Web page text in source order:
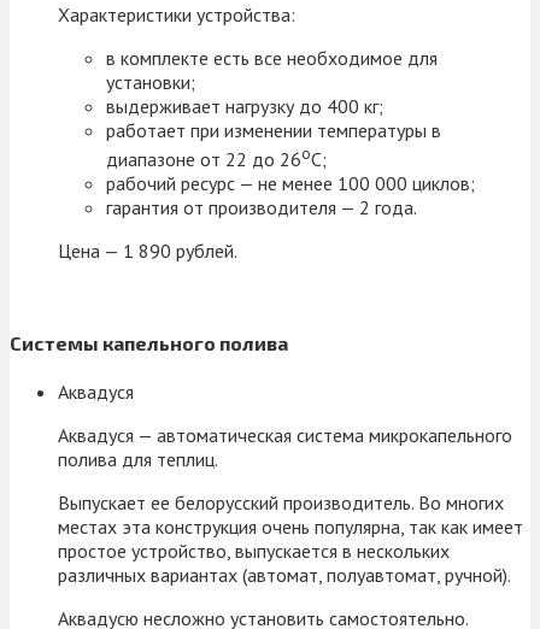
Характеристики устройства:
в комплекте есть все необходимое для
установки;
выдерживает нагрузку до 400 кг;
работает при изменении температуры в
диапазоне от 22 до 26оС;
рабочий ресурс — не менее 100 000 циклов;
гарантия от производителя — 2 года.
Цена — 1 890 рублей.
Системы капельного полива
Аквадуся
Аквадуся — автоматическая система микрокапельного
полива для теплиц.
Выпускает ее белорусский производитель. Во многих
местах эта конструкция очень популярна, так как имеет
простое устройство, выпускается в нескольких
различных вариантах (автомат, полуавтомат, ручной).
Аквадусю несложно установить самостоятельно.